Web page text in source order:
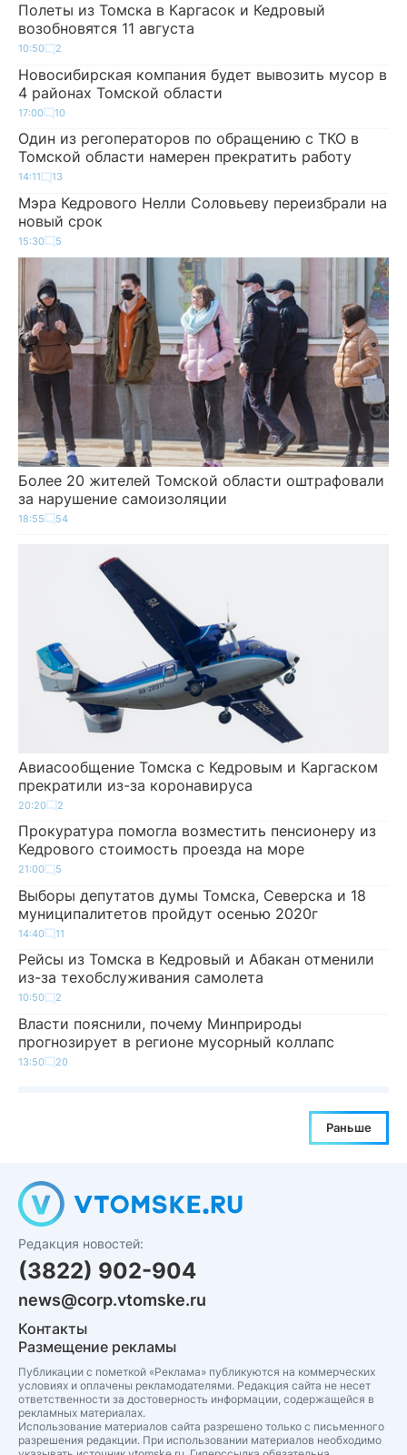
Полеты из Томска в Каргасок и Кедровый
возобновятся 11 августа
10:50 2
Новосибирская компания будет вывозить мусор в
4 районах Томской области
17:00 10
Один из регоператоров по обращению с ТКО в
Томской области намерен прекратить работу
14:11 13
Мэра Кедрового Нелли Соловьеву переизбрали на
новый срок
15:30 5
Более 20 жителей Томской области оштрафовали
за нарушение самоизоляции
18:55 54
Авиасообщение Томска с Кедровым и Каргаском
прекратили из-за коронавируса
20:20 2
Прокуратура помогла возместить пенсионеру из
Кедрового стоимость проезда на море
21:00 5
Выборы депутатов думы Томска, Северска и 18
муниципалитетов пройдут осенью 2020г
14:40 11
Рейсы из Томска в Кедровый и Абакан отменили
из-за техобслуживания самолета
10:50 2
Власти пояснили, почему Минприроды
прогнозирует в регионе мусорный коллапс
13:50 20
Раньше
Редакция новостей:
(3822) 902-904
news@corp.vtomske.ru
Контакты
Размещение рекламы
Публикации с пометкой «Реклама» публикуются на коммерческих
условиях и оплачены рекламодателями. Редакция сайта не несет
ответственности за достоверность информации, содержащейся в
рекламных материалах.
Использование материалов сайта разрешено только с письменного
разрешения редакции. При использовании материалов необходимо